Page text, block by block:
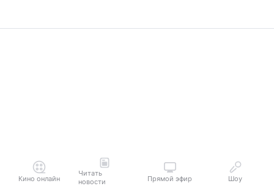
Кино онлайн
Читать
новости
Прямой эфир Шоу